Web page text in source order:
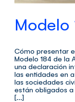
Modelo
Cómo presentar
Modelo 184 de la
una declaración
las entidades en
las sociedades
están obligados
[...]